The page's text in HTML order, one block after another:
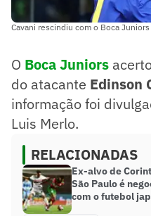
Cavani rescindiu com o Boca
O Boca Juniors
do atacante Edinson
informação foi
Luis Merlo.
RELACIONADAS
Ex-alvo de
São Paulo é
com o futebol